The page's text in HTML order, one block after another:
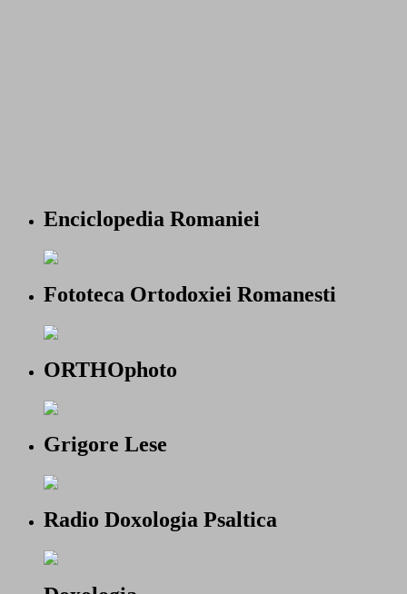
Enciclopedia Romaniei
Fototeca Ortodoxiei Romanesti
ORTHOphoto
Grigore Lese
Radio Doxologia Psaltica